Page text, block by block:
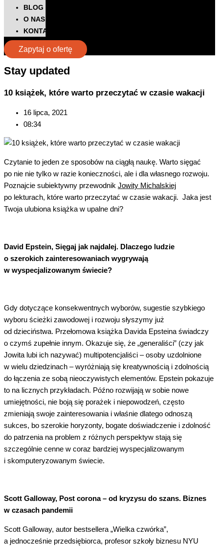
BLOG
O NAS
KONTAKT
Zapytaj o ofertę
Stay updated​
10 książek, które warto przeczytać w czasie wakacji
16 lipca, 2021
08:34
Czytanie to jeden ze sposobów na ciągłą naukę. Warto sięgać
po nie nie tylko w razie konieczności, ale i dla własnego rozwoju.
Poznajcie subiektywny przewodnik Jowity Michalskiej
po lekturach, które warto przeczytać w czasie wakacji. Jaka jest
Twoja ulubiona książka w upalne dni?
David Epstein, Sięgaj jak najdalej. Dlaczego ludzie
o szerokich zainteresowaniach wygrywają
w wyspecjalizowanym świecie?
Gdy dotyczące konsekwentnych wyborów, sugestie szybkiego
wyboru ścieżki zawodowej i rozwoju słyszymy już
od dzieciństwa. Przełomowa książka Davida Epsteina świadczy
o czymś zupełnie innym. Okazuje się, że „generaliści” (czy jak
Jowita lubi ich nazywać) multipotencjaliści – osoby uzdolnione
w wielu dziedzinach – wyróżniają się kreatywnością i zdolnością
do łączenia ze sobą nieoczywistych elementów. Epstein pokazuje
to na licznych przykładach. Późno rozwijają w sobie nowe
umiejętności, nie boją się porażek i niepowodzeń, często
zmieniają swoje zainteresowania i właśnie dlatego odnoszą
sukces, bo szerokie horyzonty, bogate doświadczenie i zdolność
do patrzenia na problem z różnych perspektyw stają się
szczególnie cenne w coraz bardziej wyspecjalizowanym
i skomputeryzowanym świecie.
Scott Galloway, Post corona – od kryzysu do szans. Biznes
w czasach pandemii
Scott Galloway, autor bestsellera „Wielka czwórka”,
a jednocześnie przedsiębiorca, profesor szkoły biznesu NYU